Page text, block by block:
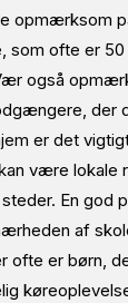
opmærksom
som ofte er 50
også
der
er det
være lokale
En god
af
ofte er børn,